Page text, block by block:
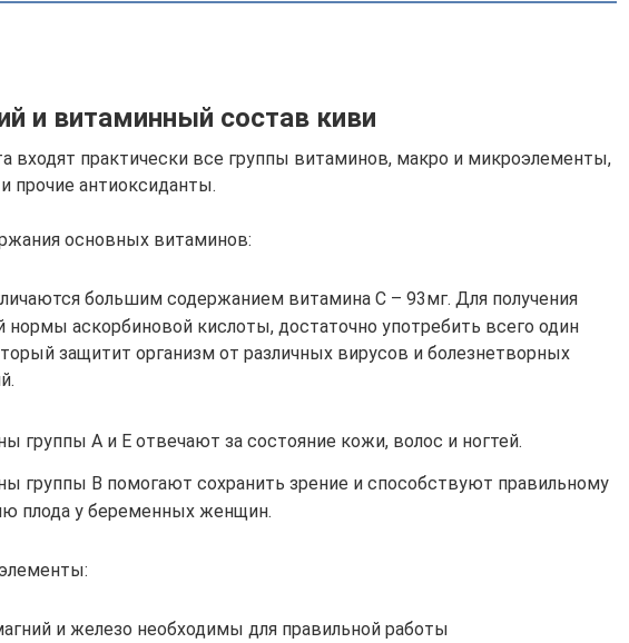
и витаминный состав киви
входят практически все группы витаминов, макро и микроэлементы,
прочие антиоксиданты.
основных витаминов:
большим содержанием витамина С – 93мг. Для получения
нормы аскорбиновой кислоты, достаточно употребить всего один
защитит организм от различных вирусов и болезнетворных
группы А и Е отвечают за состояние кожи, волос и ногтей.
группы В помогают сохранить зрение и способствуют правильному
плода у беременных женщин.
и железо необходимы для правильной работы